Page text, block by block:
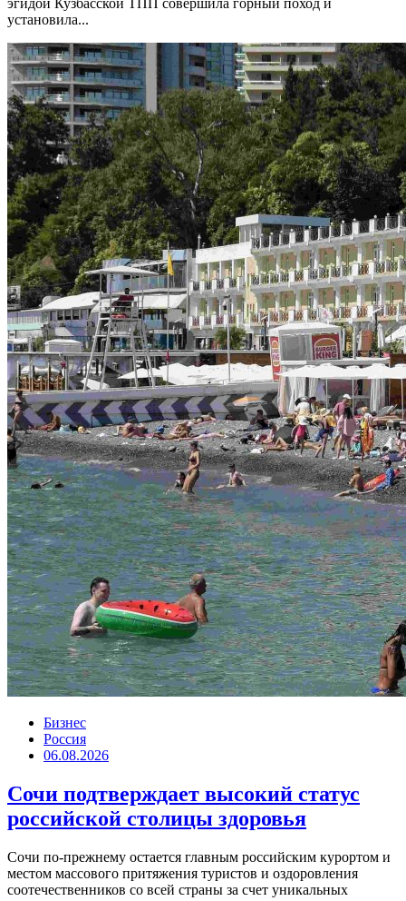
установила...
Бизнес
Россия
06.08.2026
Сочи подтверждает высокий статус
российской столицы здоровья
Сочи по-прежнему остается главным российским курортом и
местом массового притяжения туристов и оздоровления
соотечественников со всей страны за счет уникальных